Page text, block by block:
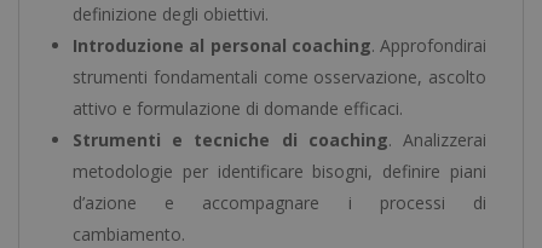
definizione degli obiettivi.
Introduzione al personal coaching. Approfondirai
strumenti fondamentali come osservazione, ascolto
attivo e formulazione di domande efficaci.
Strumenti e tecniche di coaching. Analizzerai
metodologie per identificare bisogni, definire piani
d’azione e accompagnare i processi di
cambiamento.